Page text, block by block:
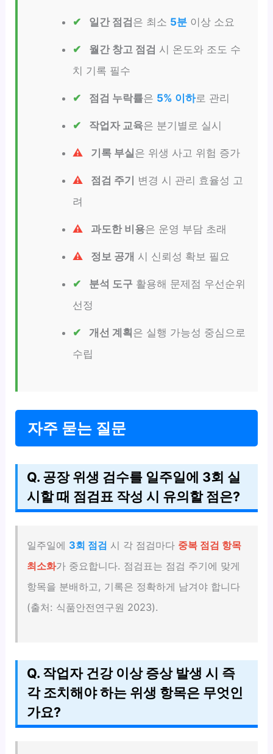
일간 점검은 최소 5분이상 소요
월간 창고 점검 시 온도와 조도 수
치 기록 필수
점검 누락률은 5% 이하로 관리
작업자 교육은 분기별로 실시
기록 부실은 위생 사고 위험 증가
점검 주기 변경 시 관리 효율성 고
려
과도한 비용은 운영 부담 초래
정보 공개 시 신뢰성 확보 필요
분석 도구활용해 문제점 우선순위
선정
개선 계획은 실행 가능성 중심으로
수립
자주 묻는 질문
Q. 공장 위생 검수를 일주일에 3회 실
시할 때 점검표 작성 시 유의할 점은?
일주일에 3회 점검 시 각 점검마다 중복 점검 항목
최소화가 중요합니다. 점검표는 점검 주기에 맞게
항목을 분배하고, 기록은 정확하게 남겨야 합니다
(출처: 식품안전연구원 2023).
Q. 작업자 건강 이상 증상 발생 시 즉
각 조치해야 하는 위생 항목은 무엇인
가요?